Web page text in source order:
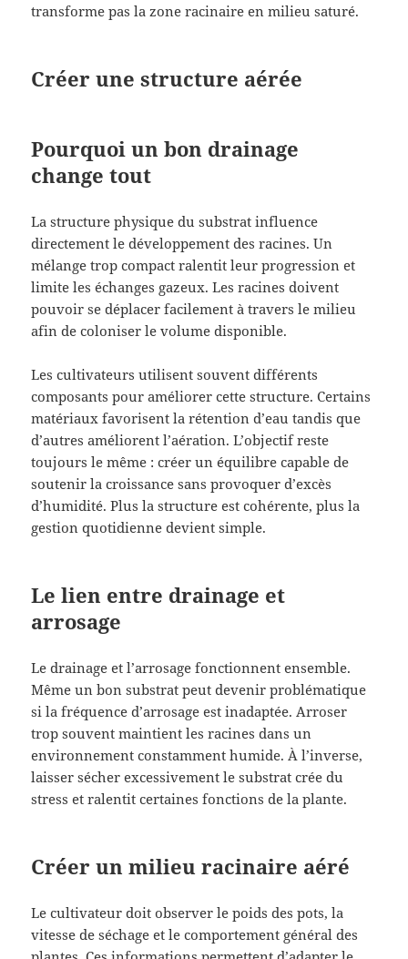
transforme pas la zone racinaire en milieu saturé.
Créer une structure aérée
Pourquoi un bon drainage
change tout
La structure physique du substrat influence
directement le développement des racines. Un
mélange trop compact ralentit leur progression et
limite les échanges gazeux. Les racines doivent
pouvoir se déplacer facilement à travers le milieu
afin de coloniser le volume disponible.
Les cultivateurs utilisent souvent différents
composants pour améliorer cette structure. Certains
matériaux favorisent la rétention d’eau tandis que
d’autres améliorent l’aération. L’objectif reste
toujours le même : créer un équilibre capable de
soutenir la croissance sans provoquer d’excès
d’humidité. Plus la structure est cohérente, plus la
gestion quotidienne devient simple.
Le lien entre drainage et
arrosage
Le drainage et l’arrosage fonctionnent ensemble.
Même un bon substrat peut devenir problématique
si la fréquence d’arrosage est inadaptée. Arroser
trop souvent maintient les racines dans un
environnement constamment humide. À l’inverse,
laisser sécher excessivement le substrat crée du
stress et ralentit certaines fonctions de la plante.
Créer un milieu racinaire aéré
Le cultivateur doit observer le poids des pots, la
vitesse de séchage et le comportement général des